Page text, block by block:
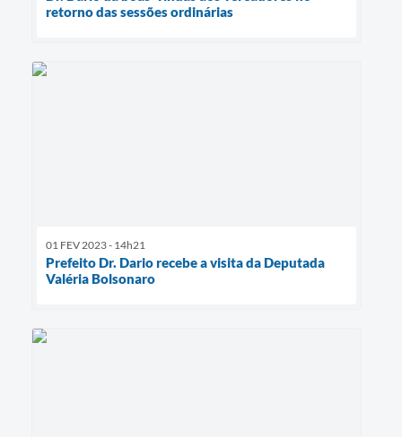
retorno das sessões ordinárias
01 FEV 2023 - 14h21
Prefeito Dr. Dario recebe a visita da Deputada
Valéria Bolsonaro